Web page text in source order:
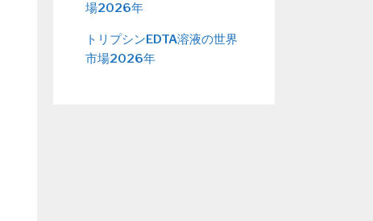
場2026年
トリプシンEDTA溶液の世界
市場2026年